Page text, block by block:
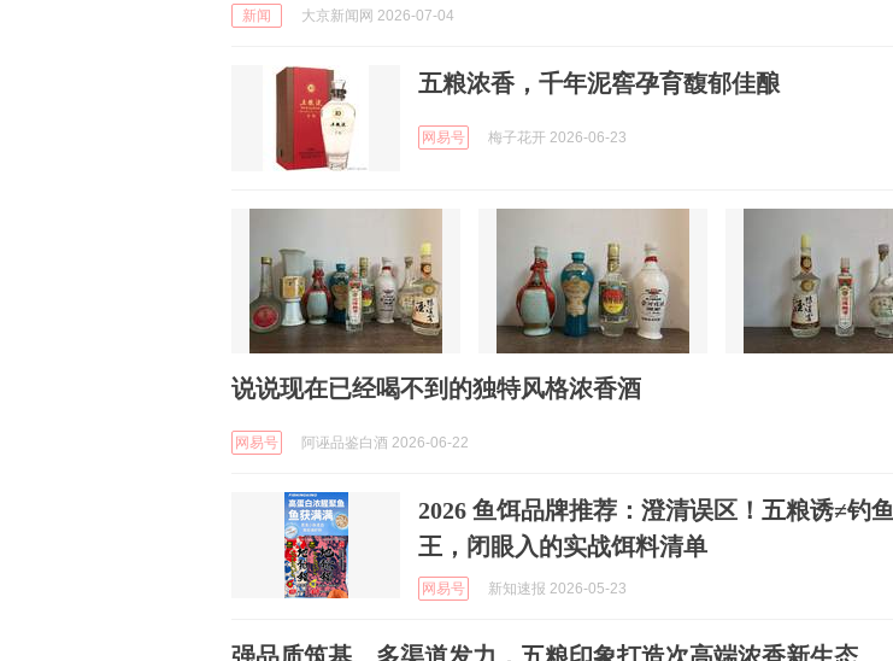
新闻 大京新闻网 2026-07-04
五粮浓香，千年泥窖孕育馥郁佳酿
网易号 梅子花开 2026-06-23
说说现在已经喝不到的独特风格浓香酒
网易号 阿诬品鉴白酒 2026-06-22
2026 鱼饵品牌推荐：澄清误区！五粮诱≠钓鱼
王，闭眼入的实战饵料清单
网易号 新知速报 2026-05-23